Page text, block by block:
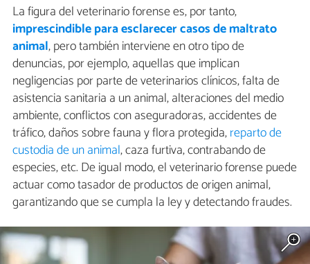
La figura del veterinario forense es, por tanto,
imprescindible para esclarecer casos de maltrato
animal, pero también interviene en otro tipo de
denuncias, por ejemplo, aquellas que implican
negligencias por parte de veterinarios clínicos, falta de
asistencia sanitaria a un animal, alteraciones del medio
ambiente, conflictos con aseguradoras, accidentes de
tráfico, daños sobre fauna y flora protegida,reparto de
custodia de un animal, caza furtiva, contrabando de
especies, etc. De igual modo, el veterinario forense puede
actuar como tasador de productos de origen animal,
garantizando que se cumpla la ley y detectando fraudes.